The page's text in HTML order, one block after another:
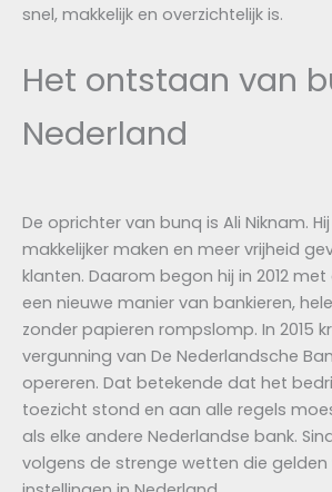
snel, makkelijk en overzichtelijk is.
Het ontstaan van
Nederland
De oprichter van bunq is Ali Niknam.
makkelijker maken en meer vrijheid
klanten. Daarom begon hij in 2012
een nieuwe manier van bankieren,
zonder papieren rompslomp. In 2015
vergunning van De Nederlandsche
opereren. Dat betekende dat het
toezicht stond en aan alle regels
als elke andere Nederlandse bank.
volgens de strenge wetten die